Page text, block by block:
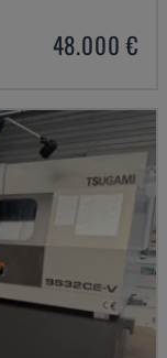
48.000 €